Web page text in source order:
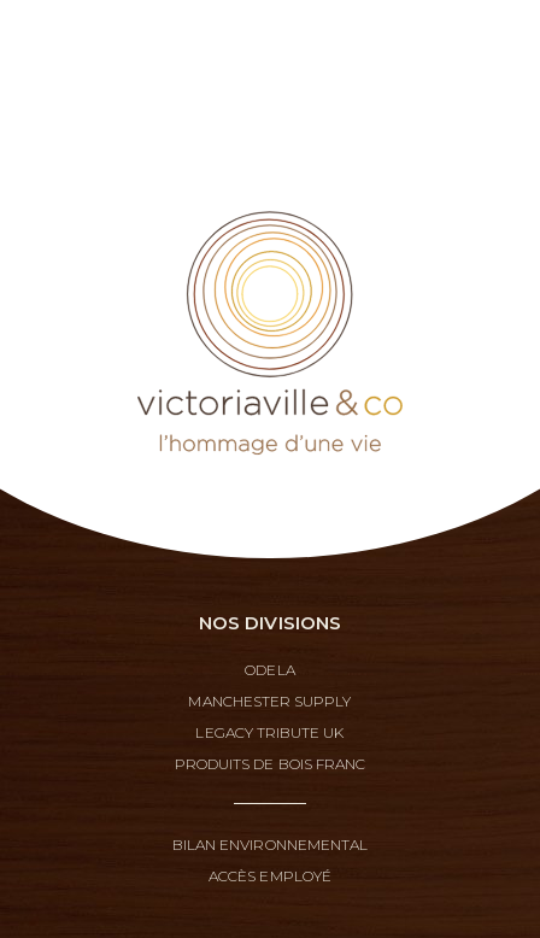
NOS DIVISIONS
ODELA
MANCHESTER SUPPLY
LEGACY TRIBUTE UK
PRODUITS DE BOIS FRANC
BILAN ENVIRONNEMENTAL
ACCÈS EMPLOYÉ